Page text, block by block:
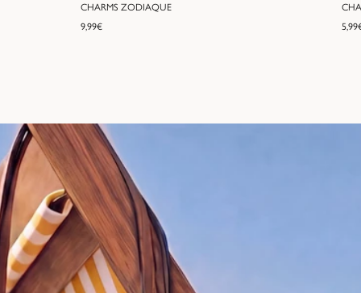
CHARMS ZODIAQUE
9,99€
5,99